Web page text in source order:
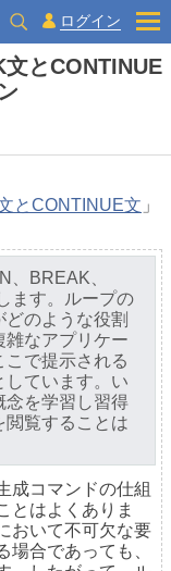
ログイン
とCONTINUE
とCONTINUE文 」
、BREAK、
ます。ループの
のような役割
雑なアプリケー
で提示される
しています。い
念を学習し習得
閲覧することは
成コマンドの仕組
とはよくありま
おいて不可欠な要
場合であっても、